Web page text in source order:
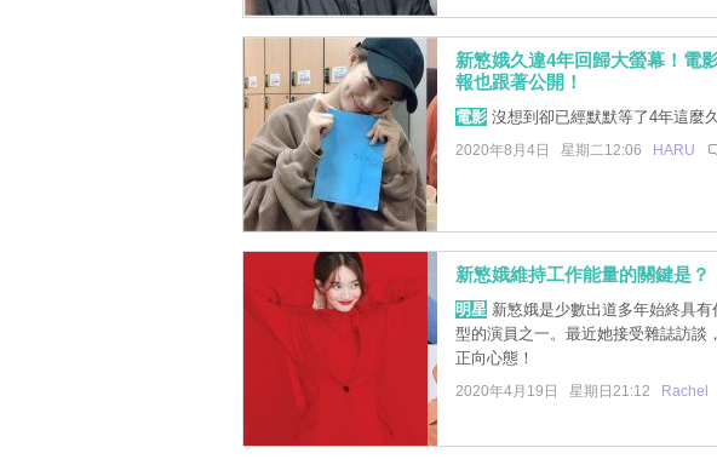
新慜娥久違4年回歸大螢幕！電
報也跟著公開！
電影沒想到卻已經默默等了4年這麼
2020年8月4日 星期二12:06 HARU
新慜娥維持工作能量的關鍵是？
明星新慜娥是少數出道多年始終具有
型的演員之一。最近她接受雜誌訪談
正向心態！
2020年4月19日 星期日21:12 Rachel